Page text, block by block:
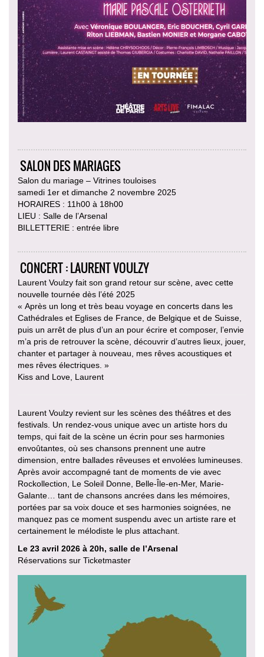
SALON DES MARIAGES
Salon du mariage – Vitrines touloises
samedi 1er et dimanche 2 novembre 2025
HORAIRES : 11h00 à 18h00
LIEU : Salle de l’Arsenal
BILLETTERIE : entrée libre
CONCERT : LAURENT VOULZY
Laurent Voulzy fait son grand retour sur scène, avec cette
nouvelle tournée dès l’été 2025
« Après un long et très beau voyage en concerts dans les
Cathédrales et Eglises de France, de Belgique et de Suisse,
puis un arrêt de plus d’un an pour écrire et composer, l’envie
m’a pris de retrouver la scène, découvrir d’autres lieux, jouer,
chanter et partager à nouveau, mes rêves acoustiques et
mes rêves électriques. »
Kiss and Love, Laurent
Laurent Voulzy revient sur les scènes des théâtres et des
festivals. Un rendez-vous unique avec un artiste hors du
temps, qui fait de la scène un écrin pour ses harmonies
envoûtantes, où ses chansons prennent une autre
dimension, entre ballades rêveuses et envolées lumineuses.
Après avoir accompagné tant de moments de vie avec
Rockollection, Le Soleil Donne, Belle-Île-en-Mer, Marie-
Galante… tant de chansons ancrées dans les mémoires,
portées par sa voix douce et ses harmonies soignées, ne
manquez pas ce moment suspendu avec un artiste rare et
certainement le mélodiste le plus attachant.
Le 23 avril 2026 à 20h, salle de l’Arsenal
Réservations sur Ticketmaster